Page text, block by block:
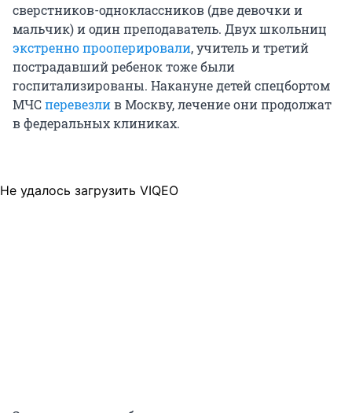
сверстников-одноклассников (две девочки и
мальчик) и один преподаватель. Двух школьниц
экстренно прооперировали, учитель и третий
пострадавший ребенок тоже были
госпитализированы. Накануне детей спецбортом
МЧСперевезлив Москву, лечение они продолжат
в федеральных клиниках.
Не удалось загрузить VIQEO